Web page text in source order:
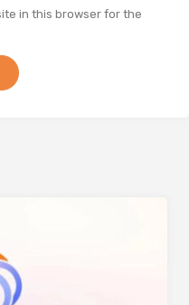
in this browser for the